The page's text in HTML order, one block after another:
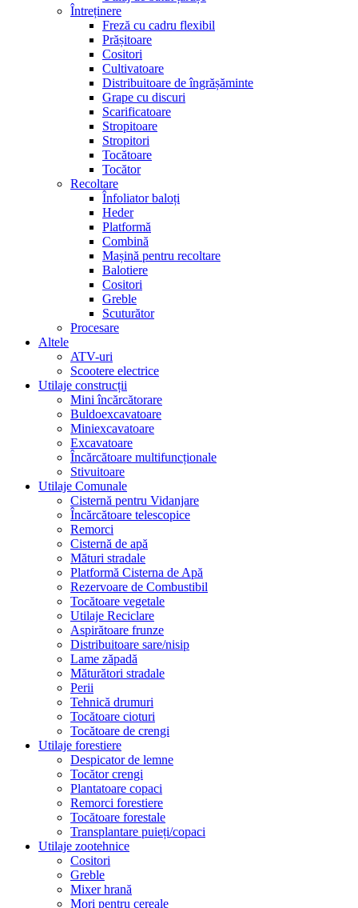
Întreținere
Freză cu cadru flexibil
Prășitoare
Cositori
Cultivatoare
Distribuitoare de îngrășăminte
Grape cu discuri
Scarificatoare
Stropitoare
Stropitori
Tocătoare
Tocător
Recoltare
Înfoliator baloți
Heder
Platformă
Combină
Mașină pentru recoltare
Balotiere
Cositori
Greble
Scuturător
Procesare
Altele
ATV-uri
Scootere electrice
Utilaje construcții
Mini încărcătorare
Buldoexcavatoare
Miniexcavatoare
Excavatoare
Încărcătoare multifuncționale
Stivuitoare
Utilaje Comunale
Cisternă pentru Vidanjare
Încărcătoare telescopice
Remorci
Cisternă de apă
Mături stradale
Platformă Cisterna de Apă
Rezervoare de Combustibil
Tocătoare vegetale
Utilaje Reciclare
Aspirătoare frunze
Distribuitoare sare/nisip
Lame zăpadă
Măturători stradale
Perii
Tehnică drumuri
Tocătoare cioturi
Tocătoare de crengi
Utilaje forestiere
Despicator de lemne
Tocător crengi
Plantatoare copaci
Remorci forestiere
Tocătoare forestale
Transplantare puieți/copaci
Utilaje zootehnice
Cositori
Greble
Mixer hrană
Mori pentru cereale